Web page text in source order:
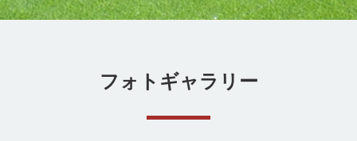
フォトギャラリー